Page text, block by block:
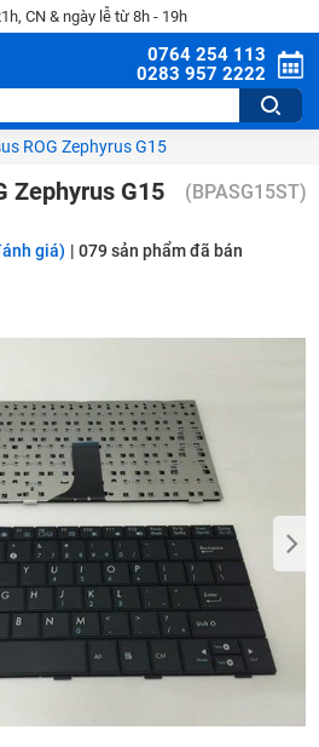
CN & ngày lễ từ 8h - 19h
0764 254 113
0283 957 2222
ROG Zephyrus G15
Zephyrus G15 (BPASG15ST)
giá) | 079sản phẩm đã bán